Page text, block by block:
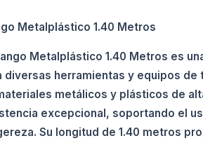
Metalplástico 1.40 Metros
Metalplástico 1.40 Metros es
diversas herramientas y equipos de
metálicos y plásticos de
excepcional, soportando el
Su longitud de 1.40 metros